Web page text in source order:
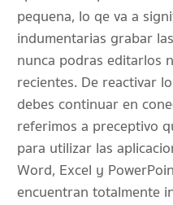
pequena, lo qe va a
indumentarias grabar
nunca podras editarlos
recientes. De reactivar
debes continuar en
referimos a preceptivo
para utilizar las
Word, Excel y
encuentran totalmente